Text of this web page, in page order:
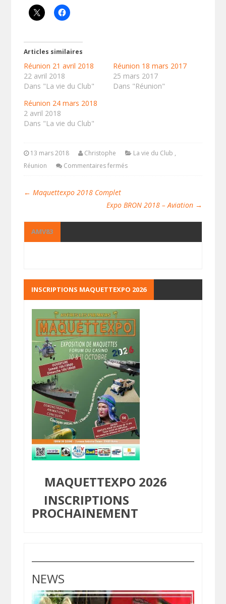
Articles similaires
Réunion 21 avril 2018
22 avril 2018
Dans "La vie du Club"
Réunion 18 mars 2017
25 mars 2017
Dans "Réunion"
Réunion 24 mars 2018
2 avril 2018
Dans "La vie du Club"
13 mars 2018 Christophe La vie du Club ,
Réunion
Commentaires fermés
← Maquettexpo 2018 Complet
Expo BRON 2018 – Aviation →
AMV83
INSCRIPTIONS MAQUETTEXPO 2026
MAQUETTEXPO 2026
INSCRIPTIONS
PROCHAINEMENT
NEWS